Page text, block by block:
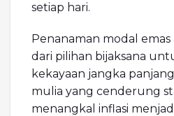
setiap hari.
Penanaman modal emas
dari pilihan bijaksana
kekayaan jangka
mulia yang cenderung
menangkal inflasi